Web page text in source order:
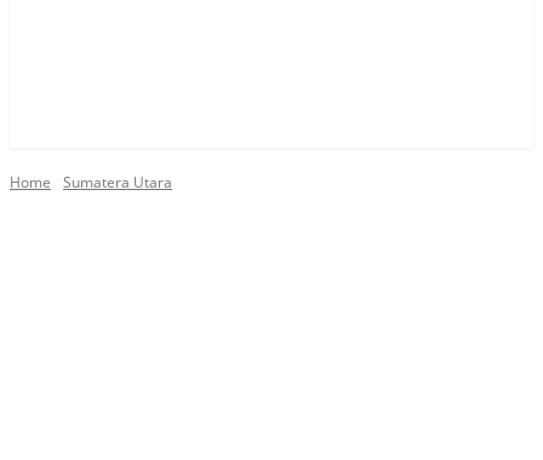
Home Sumatera Utara